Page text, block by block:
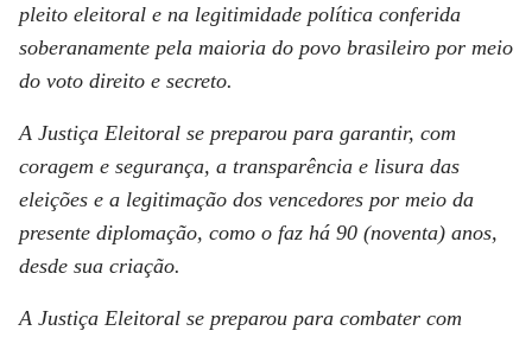
pleito eleitoral e na legitimidade política conferida
soberanamente pela maioria do povo brasileiro por meio
do voto direito e secreto.
A Justiça Eleitoral se preparou para garantir, com
coragem e segurança, a transparência e lisura das
eleições e a legitimação dos vencedores por meio da
presente diplomação, como o faz há 90 (noventa) anos,
desde sua criação.
A Justiça Eleitoral se preparou para combater com